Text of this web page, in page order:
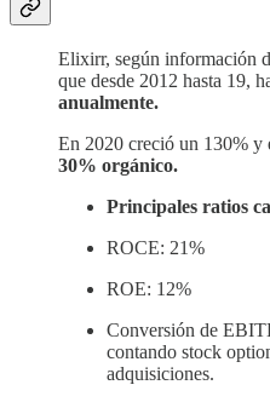
Elixirr, según información
que desde 2012 hasta 19,
anualmente.
En 2020 creció un 130% y
30% orgánico.
Principales ratios
ROCE: 21%
ROE: 12%
Conversión de
contando stock
adquisiciones.